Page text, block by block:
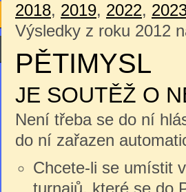
2018, 2019, 2022,
Výsledky z roku 2012
PĚTIMYSL
JE SOUTĚŽ O
Není třeba se do ní
do ní zařazen
Chcete-li se umístit
turnajů, které se do